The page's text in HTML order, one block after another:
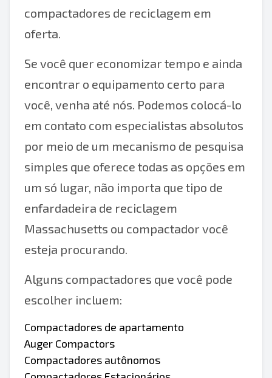
compactadores de reciclagem em
oferta.
Se você quer economizar tempo e ainda
encontrar o equipamento certo para
você, venha até nós. Podemos colocá-lo
em contato com especialistas absolutos
por meio de um mecanismo de pesquisa
simples que oferece todas as opções em
um só lugar, não importa que tipo de
enfardadeira de reciclagem
Massachusetts ou compactador você
esteja procurando.
Alguns compactadores que você pode
escolher incluem:
Compactadores de apartamento
Auger Compactors
Compactadores autônomos